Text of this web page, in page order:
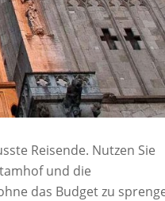
Reisende. Nutzen Sie
und die
das Budget zu